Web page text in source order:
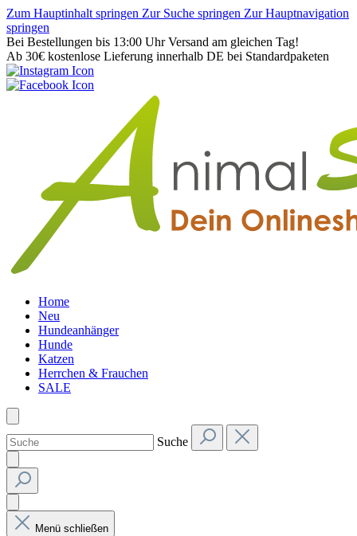
Zum Hauptinhalt springen Zur Suche springen Zur Hauptnavigation
springen
Bei Bestellungen bis 13:00 Uhr Versand am gleichen Tag!
Ab 30€ kostenlose Lieferung innerhalb DE bei Standardpaketen
Home
Neu
Hundeanhänger
Hunde
Katzen
Herrchen & Frauchen
SALE
Suche
Menü schließen